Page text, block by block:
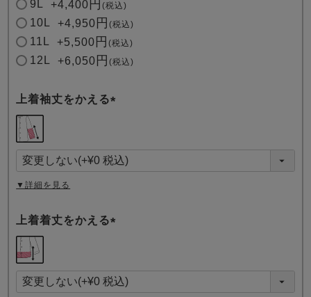
9L +4,400 税込
10L +4,950 税込
11L +5,500 税込
12L +6,050 税込
上着袖丈をかえる
須
)
▼詳細を見る
上着着丈をかえる
須
)